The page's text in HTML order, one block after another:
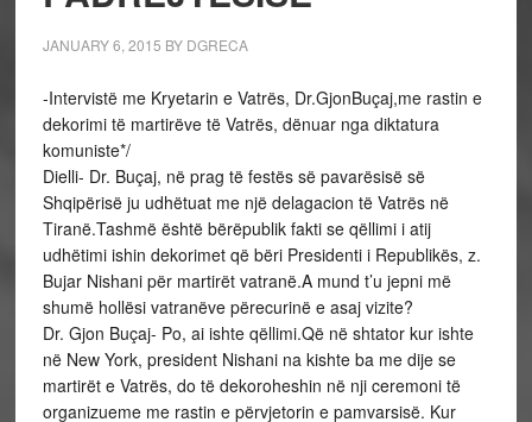
JANUARY 6, 2015 BY DGRECA
-Intervistë me Kryetarin e Vatrës, Dr.GjonBuçaj,me rastin e
dekorimi të martirëve të Vatrës, dënuar nga diktatura
komuniste*/
Dielli- Dr. Buçaj, në prag të festës së pavarësisë së
Shqipërisë ju udhëtuat me një delagacion të Vatrës në
Tiranë.Tashmë është bërëpublik fakti se qëllimi i atij
udhëtimi ishin dekorimet që bëri Presidenti i Republikës, z.
Bujar Nishani për martirët vatranë.A mund t’u jepni më
shumë hollësi vatranëve përecurinë e asaj vizite?
Dr. Gjon Buçaj- Po, ai ishte qëllimi.Që në shtator kur ishte
në New York, president Nishani na kishte ba me dije se
martirët e Vatrës, do të dekoroheshin në nji ceremoni të
organizueme me rastin e përvjetorin e pamvarsisë. Kur